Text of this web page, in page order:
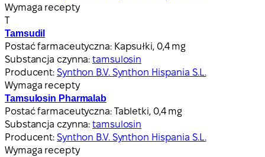
Wymaga recepty
T
Tamsudil
Postać farmaceutyczna: Kapsułki, 0,4 mg
Substancja czynna:tamsulosin
Producent: Synthon B.V. Synthon Hispania S.L.
Wymaga recepty
Tamsulosin Pharmalab
Postać farmaceutyczna: Tabletki, 0,4 mg
Substancja czynna:tamsulosin
Producent: Synthon B.V. Synthon Hispania S.L.
Wymaga recepty